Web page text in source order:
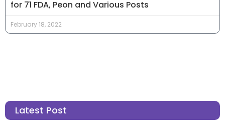
for 71 FDA, Peon and Various Posts
February 18, 2022
Latest Post